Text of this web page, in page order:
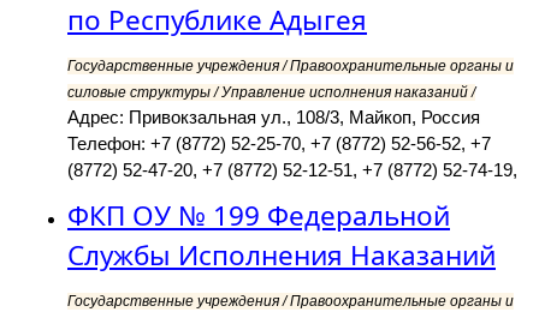
по Республике Адыгея
Государственные учреждения / Правоохранительные органы и
силовые структуры / Управление исполнения наказаний /
Адрес: Привокзальная ул., 108/3, Майкоп, Россия
Телефон: +7 (8772) 52-25-70, +7 (8772) 52-56-52, +7
(8772) 52-47-20, +7 (8772) 52-12-51, +7 (8772) 52-74-19,
ФКП ОУ № 199 Федеральной
Службы Исполнения Наказаний
Государственные учреждения / Правоохранительные органы и